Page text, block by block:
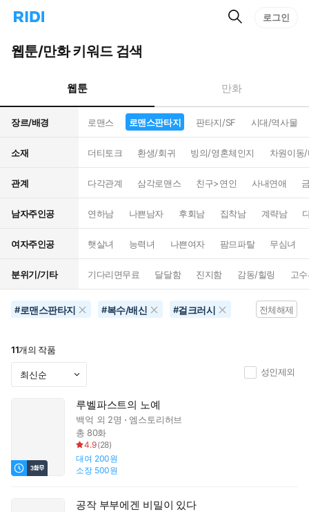
리
홈
으
턴
트
검
로그인
웹툰/만화 키워드 검색
웹툰 만화
장르/배경 로맨스 로맨스판타지 판타지/SF 시대/역사물
소재 더티토크 환생/회귀 빙의/영혼체인지 차원이동
관계 다각관계 삼각로맨스 친구>연인 사내연애
남자주인공 연하남 나쁜남자 후회남 집착남 계략남
여자주인공 햇살녀 능력녀 나쁜여자 팜므파탈 무심녀
분위기/기타 기다리면무료 달달함 진지함 감동/힐링 고
#로맨스판타지 #복수/배신 #걸크러시 전체해제
11개의 작품
성인제외
루벨파스트의 노예
백억 외 2명
엠스토리허브
총 80화
4.9(28)
대여 200원
소장 500원
공작 부부에겐 비밀이 있다